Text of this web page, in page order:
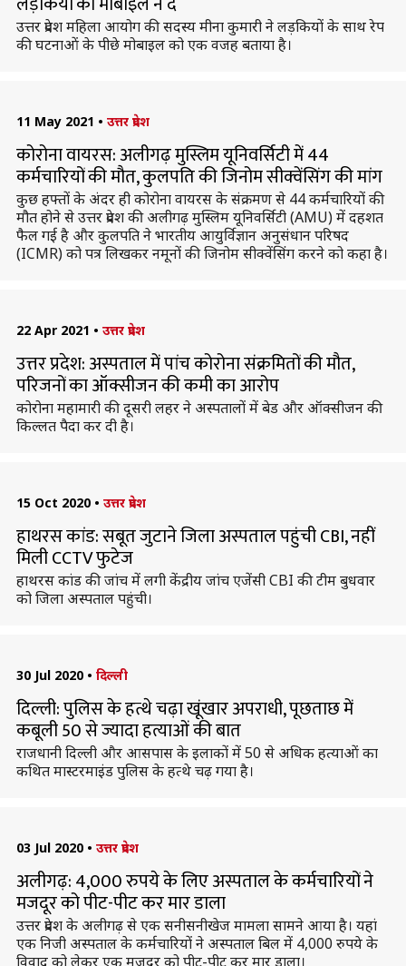
उत्तर प्रदेश महिला आयोग की सदस्य मीना कुमारी ने लड़कियों के साथ रेप
की घटनाओं के पीछे मोबाइल को एक वजह बताया है।
11 May 2021 • उत्तर प्रदेश
कोरोना वायरस: अलीगढ़ मुस्लिम यूनिवर्सिटी में 44
कर्मचारियों की मौत, कुलपति की जिनोम सीक्वेंसिंग की मांग
कुछ हफ्तों के अंदर ही कोरोना वायरस के संक्रमण से 44 कर्मचारियों की
मौत होने से उत्तर प्रदेश की अलीगढ़ मुस्लिम यूनिवर्सिटी (AMU) में दहशत
फैल गई है और कुलपति ने भारतीय आयुर्विज्ञान अनुसंधान परिषद
(ICMR) को पत्र लिखकर नमूनों की जिनोम सीक्वेंसिंग करने को कहा है।
22 Apr 2021 • उत्तर प्रदेश
उत्तर प्रदेश: अस्पताल में पांच कोरोना संक्रमितों की मौत,
परिजनों का ऑक्सीजन की कमी का आरोप
कोरोना महामारी की दूसरी लहर ने अस्पतालों में बेड और ऑक्सीजन की
किल्लत पैदा कर दी है।
15 Oct 2020 • उत्तर प्रदेश
हाथरस कांड: सबूत जुटाने जिला अस्पताल पहुंची CBI, नहीं
मिली CCTV फुटेज
हाथरस कांड की जांच में लगी केंद्रीय जांच एजेंसी CBI की टीम बुधवार
को जिला अस्पताल पहुंची।
30 Jul 2020 • दिल्ली
दिल्ली: पुलिस के हत्थे चढ़ा खूंखार अपराधी, पूछताछ में
कबूली 50 से ज्यादा हत्याओं की बात
राजधानी दिल्ली और आसपास के इलाकों में 50 से अधिक हत्याओं का
कथित मास्टरमाइंड पुलिस के हत्थे चढ़ गया है।
03 Jul 2020 • उत्तर प्रदेश
अलीगढ़: 4,000 रुपये के लिए अस्पताल के कर्मचारियों ने
मजदूर को पीट-पीट कर मार डाला
उत्तर प्रदेश के अलीगढ़ से एक सनीसनीखेज मामला सामने आया है। यहां
एक निजी अस्पताल के कर्मचारियों ने अस्पताल बिल में 4,000 रुपये के
विवाद को लेकर एक मजदूर को पीट-पीट कर मार डाला।